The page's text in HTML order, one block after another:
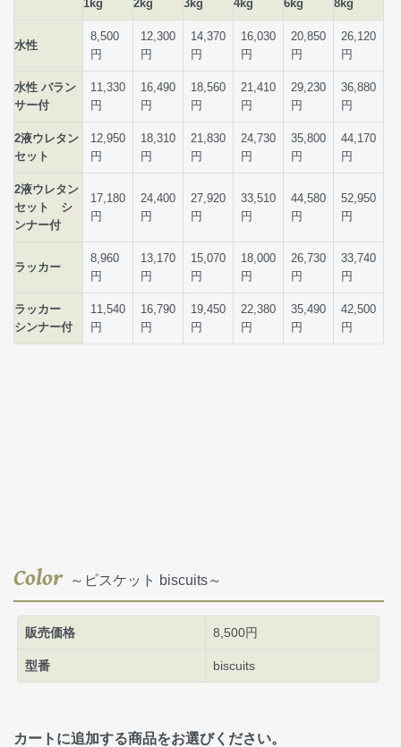
Color～ビスケット biscuits～
販売価格 8,500円
型番 biscuits
カートに追加する商品をお選びください。